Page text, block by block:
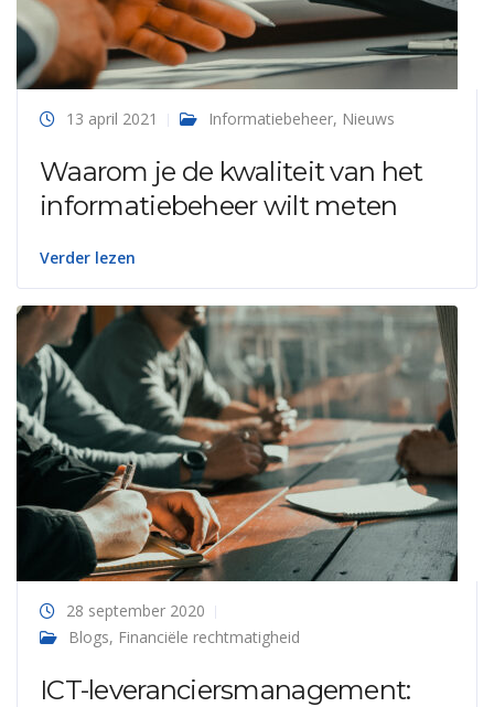
13 april 2021 Informatiebeheer, Nieuws
Waarom je de kwaliteit van het
informatiebeheer wilt meten
Verder lezen
28 september 2020
Blogs, Financiële rechtmatigheid
ICT-leveranciersmanagement: